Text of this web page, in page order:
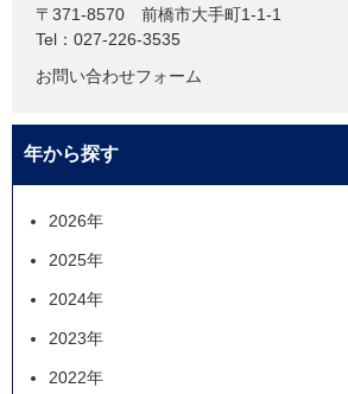
〒371-8570
前橋市大手町1-1-1
Tel：027-226-3535
お問い合わせフォーム
年から探す
2026年
2025年
2024年
2023年
2022年